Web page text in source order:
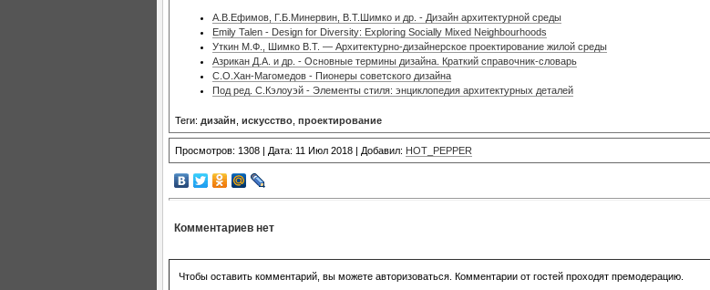
А.В.Ефимов, Г.Б.Минервин, В.Т.Шимко и др. - Дизайн архитектурной среды
Emily Talen - Design for Diversity: Exploring Socially Mixed Neighbourhoods
Уткин М.Ф., Шимко В.Т. — Архитектурно-дизайнерское проектирование жилой среды
Азрикан Д.А. и др. - Основные термины дизайна. Краткий справочник-словарь
С.О.Хан-Магомедов - Пионеры советского дизайна
Под ред. С.Кэлоуэй - Элементы стиля: энциклопедия архитектурных деталей
Теги: дизайн искусство проектирование
Просмотров: 1308 | Дата: 11 Июл 2018 | Добавил: HOT_PEPPER
Комментариев нет
Чтобы оставить комментарий, вы можете авторизоваться. Комментарии от гостей проходят премодерацию.